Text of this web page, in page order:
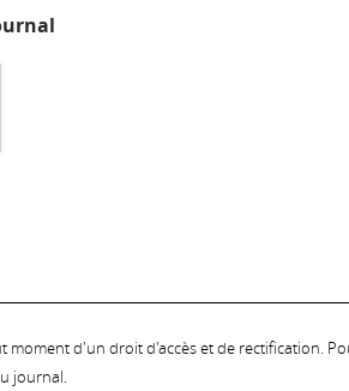
moment d'un droit d'accès et de rectification.
journal.